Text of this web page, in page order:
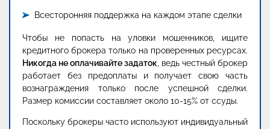
Всесторонняя поддержка на каждом этапе сделки
Чтобы не попасть на уловки мошенников, ищите
кредитного брокера только на проверенных ресурсах.
Никогда не оплачивайте задаток , ведь честный брокер
работает без предоплаты и получает свою часть
вознаграждения только после успешной сделки.
Размер комиссии составляет около 10-15% от ссуды.
Поскольку брокеры часто используют индивидуальный